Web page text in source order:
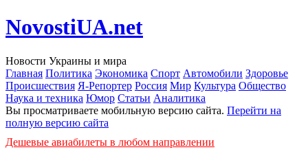
NovostiUA.net
Новости Украины и мира
Главная Политика Экономика Спорт Автомобили Здоровье
Происшествия Я-Репортер Россия Мир Культура Общество
Наука и техника Юмор Статьи Аналитика
Вы просматриваете мобильную версию сайта. Перейти на
полную версию сайта
Дешевые авиабилеты в любом направлении